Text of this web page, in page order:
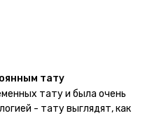
закажу ещё.
тату
тату и была очень
- тату выглядят, как
недели даже несмотря